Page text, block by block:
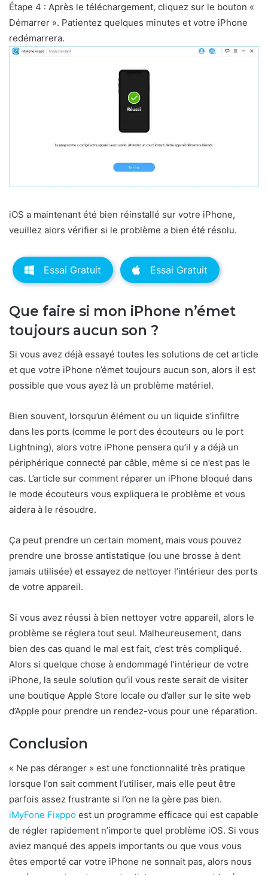
Étape 4 : Après le téléchargement, cliquez sur le bouton «
Démarrer ». Patientez quelques minutes et votre iPhone
redémarrera.
iOS a maintenant été bien réinstallé sur votre iPhone,
veuillez alors vérifier si le problème a bien été résolu.
Essai Gratuit Essai Gratuit
Que faire si mon iPhone n’émet
toujours aucun son ?
Si vous avez déjà essayé toutes les solutions de cet article
et que votre iPhone n’émet toujours aucun son, alors il est
possible que vous ayez là un problème matériel.
Bien souvent, lorsqu’un élément ou un liquide s’infiltre
dans les ports (comme le port des écouteurs ou le port
Lightning), alors votre iPhone pensera qu’il y a déjà un
périphérique connecté par câble, même si ce n’est pas le
cas. L’article sur comment réparer un iPhone bloqué dans
le mode écouteurs vous expliquera le problème et vous
aidera à le résoudre.
Ça peut prendre un certain moment, mais vous pouvez
prendre une brosse antistatique (ou une brosse à dent
jamais utilisée) et essayez de nettoyer l’intérieur des ports
de votre appareil.
Si vous avez réussi à bien nettoyer votre appareil, alors le
problème se réglera tout seul. Malheureusement, dans
bien des cas quand le mal est fait, c’est très compliqué.
Alors si quelque chose à endommagé l’intérieur de votre
iPhone, la seule solution qu’il vous reste serait de visiter
une boutique Apple Store locale ou d’aller sur le site web
d’Apple pour prendre un rendez-vous pour une réparation.
Conclusion
« Ne pas déranger » est une fonctionnalité très pratique
lorsque l’on sait comment l’utiliser, mais elle peut être
parfois assez frustrante si l’on ne la gère pas bien.
iMyFone Fixppo est un programme efficace qui est capable
de régler rapidement n’importe quel problème iOS. Si vous
aviez manqué des appels importants ou que vous vous
êtes emporté car votre iPhone ne sonnait pas, alors nous